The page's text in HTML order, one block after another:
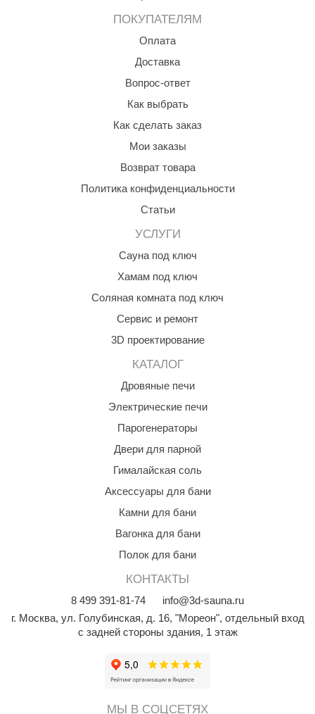
ПОКУПАТЕЛЯМ
Оплата
Доставка
Вопрос-ответ
Как выбрать
Как сделать заказ
Мои заказы
Возврат товара
Политика конфиденциальности
Статьи
УСЛУГИ
Сауна под ключ
Хамам под ключ
Соляная комната под ключ
Сервис и ремонт
3D проектирование
КАТАЛОГ
Дровяные печи
Электрические печи
Парогенераторы
Двери для парной
Гималайская соль
Аксессуары для бани
Камни для бани
Вагонка для бани
Полок для бани
КОНТАКТЫ
8 499 391-81-74
info@3d-sauna.ru
г. Москва, ул. Голубинская, д. 16, "Мореон", отдельный вход
с задней стороны здания, 1 этаж
МЫ В СОЦСЕТЯХ